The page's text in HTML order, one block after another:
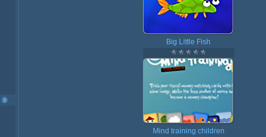
Big Little Fish
Mind training children